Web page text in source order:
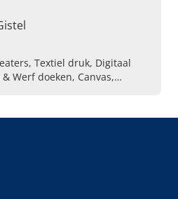
Textiel druk, Digitaal
Werf doeken, Canvas,